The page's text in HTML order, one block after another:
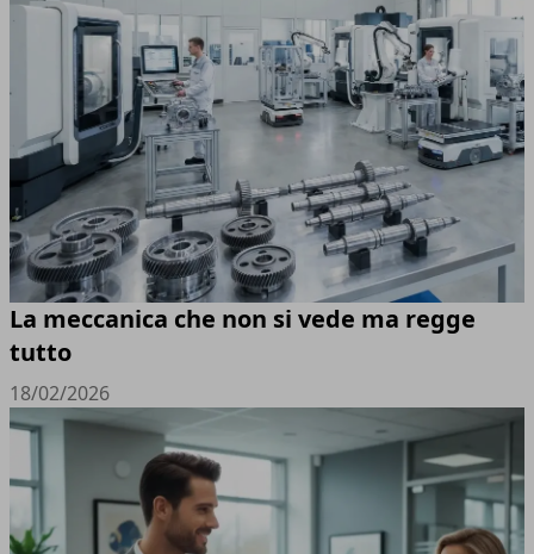
La meccanica che non si vede ma regge
tutto
18/02/2026